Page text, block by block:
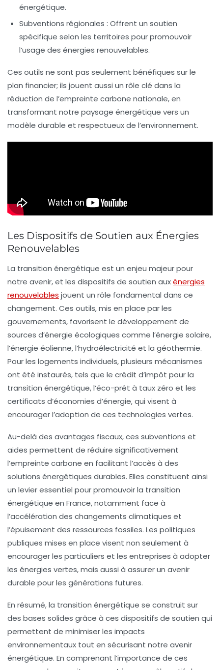
énergétique.
Subventions régionales : Offrent un soutien
spécifique selon les territoires pour promouvoir
l’usage des énergies renouvelables.
Ces outils ne sont pas seulement bénéfiques sur le
plan financier; ils jouent aussi un rôle clé dans la
réduction de l’empreinte carbone nationale, en
transformant notre paysage énergétique vers un
modèle durable et respectueux de l’environnement.
Les Dispositifs de Soutien aux Énergies
Renouvelables
La transition énergétique est un enjeu majeur pour
notre avenir, et les dispositifs de soutien auxénergies
renouvelables jouent un rôle fondamental dans ce
changement. Ces outils, mis en place par les
gouvernements, favorisent le développement de
sources d’énergie écologiques comme l’énergie solaire,
l’énergie éolienne, l’hydroélectricité et la géothermie.
Pour les logements individuels, plusieurs mécanismes
ont été instaurés, tels que le crédit d’impôt pour la
transition énergétique, l’éco-prêt à taux zéro et les
certificats d’économies d’énergie, qui visent à
encourager l’adoption de ces technologies vertes.
Au-delà des avantages fiscaux, ces subventions et
aides permettent de réduire significativement
l’empreinte carbone en facilitant l’accès à des
solutions énergétiques durables. Elles constituent ainsi
un levier essentiel pour promouvoir la transition
énergétique en France, notamment face à
l’accélération des changements climatiques et
l’épuisement des ressources fossiles. Les politiques
publiques mises en place visent non seulement à
encourager les particuliers et les entreprises à adopter
les énergies vertes, mais aussi à assurer un avenir
durable pour les générations futures.
En résumé, la transition énergétique se construit sur
des bases solides grâce à ces dispositifs de soutien qui
permettent de minimiser les impacts
environnementaux tout en sécurisant notre avenir
énergétique. En comprenant l’importance de ces